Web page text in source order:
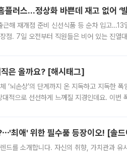
플러스…정상화 바쁜데 재고 없어 ‘
근해 재개점 준비 신선식품 등 순차 입고
점. 7일 오전부터 직원들은 비어 있는 진열
은 올까요? [해시태그]
‘뇌손상’의 단계까지 온 지독하고 지독한
적으로 선선하게 느껴질 지경인데요. 이번
최애' 위한 필수품 등장이오! [솔
드를 소개합니다. 자신의 취향, 가치관과